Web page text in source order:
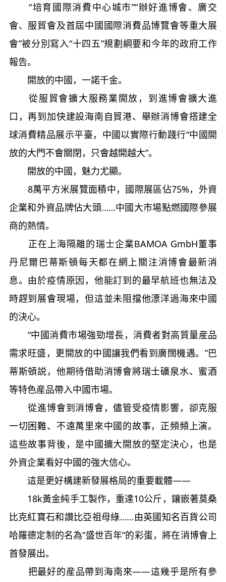
“培育國際消費中心城市”“辦好進博會、廣交
會、服貿會及首屆中國國際消費品博覽會等重大展
會”被分別寫入“十四五”規劃綱要和今年的政府工作
報告。
開放的中國，一諾千金。
從服貿會擴大服務業開放，到進博會擴大進
口，再到加快建設海南自貿港、舉辦消博會搭建全
球消費精品展示平臺，中國以實際行動踐行“中國開
放的大門不會關閉，只會越開越大”。
開放的中國，魅力尤顯。
8萬平方米展覽面積中，國際展區佔75%，外資
企業和外資品牌佔大頭……中國大市場點燃國際參展
商的熱情。
正在上海隔離的瑞士企業BAMOA GmbH董事
丹尼爾巴蒂斯頓每天都在網上關注消博會最新消
息。由於疫情原因，他能訂到的最早航班也無法及
時趕到展會現場，但這並未阻擋他漂洋過海來中國
的決心。
“中國消費市場強勁增長，消費者對高質量産品
需求旺盛，更開放的中國讓我們看到廣闊機遇。”巴
蒂斯頓説，他期待借助消博會將瑞士礦泉水、蜜酒
等特色産品帶入中國市場。
從進博會到消博會，儘管受疫情影響，卻克服
一切困難、不遠萬里來中國的故事，正頻頻上演。
這些故事背後，是中國擴大開放的堅定決心，也是
外資企業看好中國的強大信心。
這是更好構建新發展格局的重要載體——
18k黃金純手工製作，重達10公斤，鑲嵌著莫桑
比克紅寶石和讚比亞祖母綠……由英國知名百貨公司
哈羅德定制的名為“盛世百年”的彩蛋，將在消博會上
首發展出。
把最好的産品帶到海南來——這幾乎是所有參